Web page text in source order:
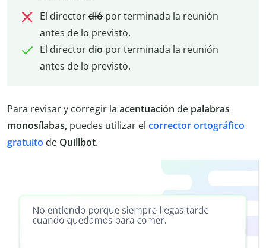
El directordiópor terminada la reunión
antes de lo previsto.
El directordio por terminada la reunión
antes de lo previsto.
Para revisar y corregir la acentuación de palabras
monosílabas, puedes utilizar el corrector ortográfico
gratuito de Quillbot.